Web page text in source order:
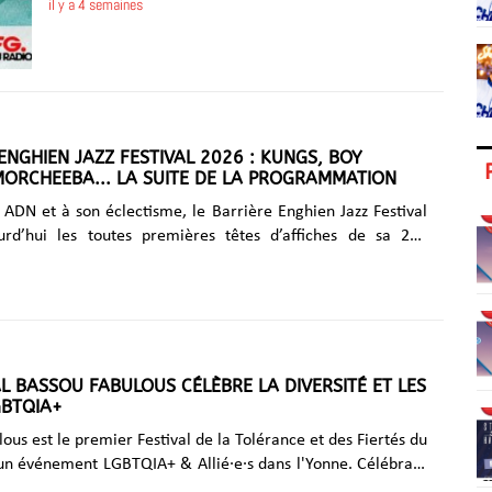
il y a 4 semaines
JAZZ FESTIVAL 2026 : KUNGS, BOY
LA SUITE DE LA PROGRAMMATION
et à son éclectisme, le Barrière Enghien Jazz Festival
les toutes premières têtes d’affiches de sa 25e
ainsi que de toutes les musiques qu’il a inspirées. Comme
BASSOU FABULOUS CÉLÈBRE LA DIVERSITÉ ET LES
est le premier Festival de la Tolérance et des Fiertés du
événement LGBTQIA+ & Allié·e·s dans l'Yonne. Célébrant